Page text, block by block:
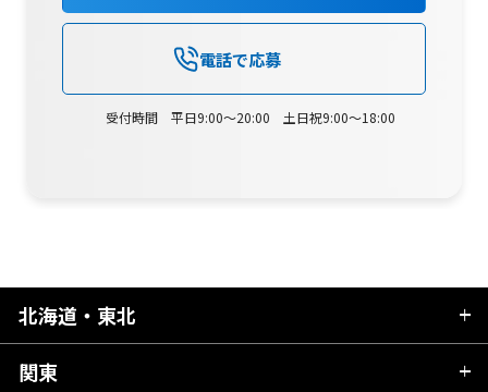
電話で応募
受付時間 平日9:00～20:00 土日祝9:00～18:00
北海道・東北
北海道
関東